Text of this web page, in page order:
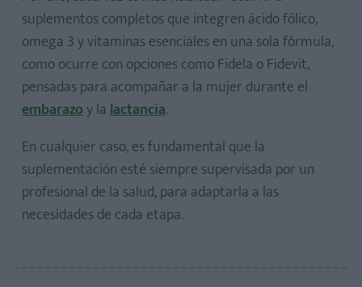
suplementos completos que integren ácido fólico,
omega 3 y vitaminas esenciales en una sola fórmula,
como ocurre con opciones como Fidela o Fidevit,
pensadas para acompañar a la mujer durante el
embarazoy la lactancia.
En cualquier caso, es fundamental que la
suplementación esté siempre supervisada por un
profesional de la salud, para adaptarla a las
necesidades de cada etapa.